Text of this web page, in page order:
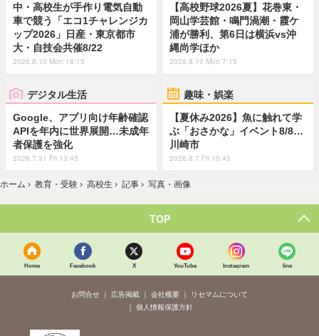
中・高校生が手作り電気自動
車で競う「エコ1チャレンジカ
ップ2026」日産・東京都市
大・自技会共催8/22
2026.8.10 Mon 16:15
【高校野球2026夏】花巻東・
岡山学芸館・鳴門渦潮・霞ケ
浦が勝利、第6日は横浜vs沖
縄尚学ほか
2026.8.10 Mon 7:15
デジタル生活
Google、アプリ向け年齢確認
APIを年内に世界展開…未成年
者保護を強化
2026.7.31 Fri 13:45
趣味・娯楽
【夏休み2026】魚に触れて学
ぶ「おさかな」イベント8/8…
川崎市
2026.8.7 Fri 10:45
ホーム › 教育・受験 › 高校生 › 記事 › 写真・画像
TOP
Home Facebook X YouTube Instagram line
お問合せ 広告掲載 会社概要
リセマムについて
個人情報保護方針